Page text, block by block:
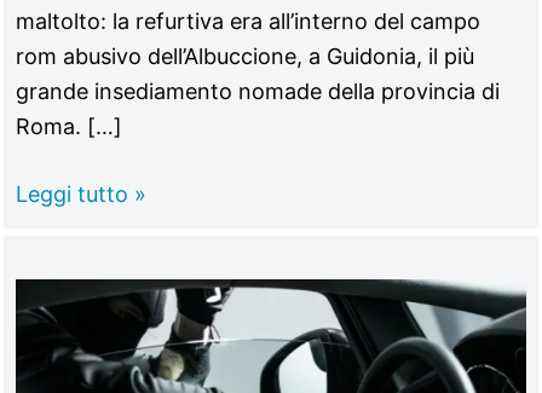
maltolto: la refurtiva era all’interno del campo
rom abusivo dell’Albuccione, a Guidonia, il più
grande insediamento nomade della provincia di
Roma. […]
GUIDONIA
Colosseo,
Leggi tutto »